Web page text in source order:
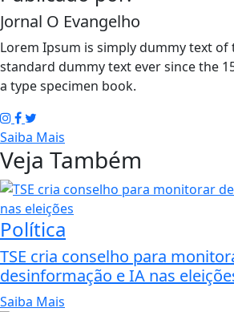
Jornal O Evangelho
Lorem Ipsum is simply dummy text
standard dummy text ever since the
a type specimen book.
Saiba Mais
Veja Também
Política
TSE cria conselho para
desinformação e IA nas
Saiba Mais